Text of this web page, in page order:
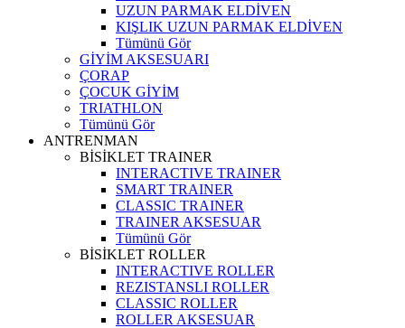
UZUN PARMAK ELDİVEN
KIŞLIK UZUN PARMAK ELDİVEN
Tümünü Gör
GİYİM AKSESUARI
ÇORAP
ÇOCUK GİYİM
TRIATHLON
Tümünü Gör
ANTRENMAN
BİSİKLET TRAINER
INTERACTIVE TRAINER
SMART TRAINER
CLASSIC TRAINER
TRAINER AKSESUAR
Tümünü Gör
BİSİKLET ROLLER
INTERACTIVE ROLLER
REZISTANSLI ROLLER
CLASSIC ROLLER
ROLLER AKSESUAR